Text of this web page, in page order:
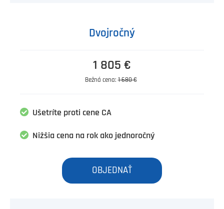
Dvojročný
1 805 €
Bežná cena:1 680 €
Ušetríte proti cene CA
Nižšia cena na rok ako jednoročný
OBJEDNAŤ